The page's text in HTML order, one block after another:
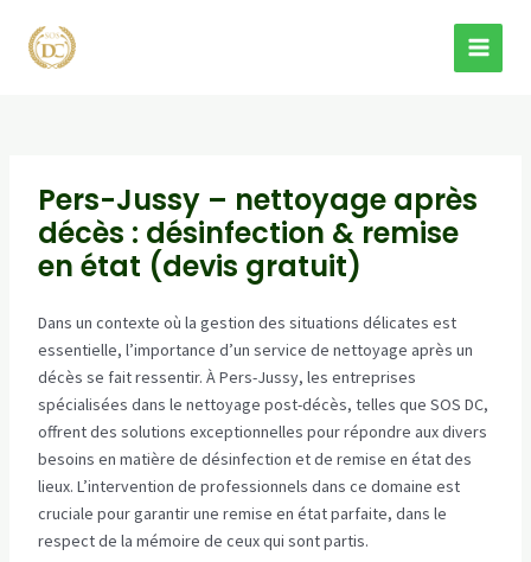
contenu
MAIN
Pers-Jussy – nettoyage après
décès : désinfection & remise
en état (devis gratuit)
Dans un contexte où la gestion des situations délicates est
essentielle, l’importance d’un service de nettoyage après un
décès se fait ressentir. À Pers-Jussy, les entreprises
spécialisées dans le nettoyage post-décès, telles que SOS DC,
offrent des solutions exceptionnelles pour répondre aux divers
besoins en matière de désinfection et de remise en état des
lieux. L’intervention de professionnels dans ce domaine est
cruciale pour garantir une remise en état parfaite, dans le
respect de la mémoire de ceux qui sont partis.